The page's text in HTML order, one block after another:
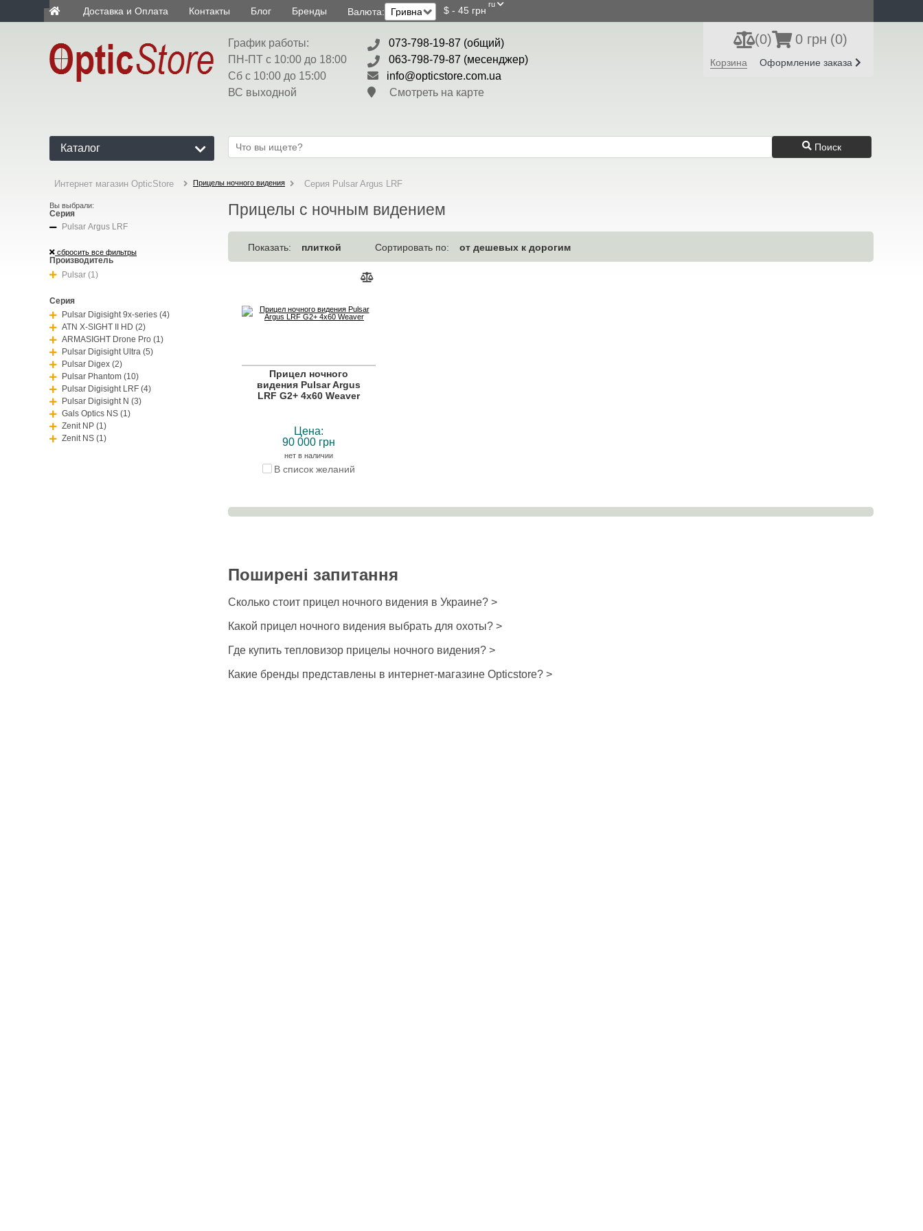
Доставка и Оплата Контакты Блог Бренды Валюта: $ - 45 грн
ru
Вход
Регистрация
График работы:
ПН-ПТ с 10:00 до 18:00
Сб с 10:00 до 15:00
ВС выходной
073-798-19-87 (общий)
063-798-79-87 (месенджер)
info@opticstore.com.ua
Смотреть на карте
(0) 0 грн (0)
Корзина Оформление заказа
Каталог Поиск
Интернет магазин OpticStore Прицелы ночного видения Серия Pulsar Argus LRF
Вы выбрали:
Серия
Pulsar Argus LRF
сбросить все фильтры
Производитель
Pulsar (1)
Серия
Pulsar Digisight 9x-series (4)
ATN X-SIGHT II HD (2)
ARMASIGHT Drone Pro (1)
Pulsar Digisight Ultra (5)
Pulsar Digex (2)
Pulsar Phantom (10)
Pulsar Digisight LRF (4)
Pulsar Digisight N (3)
Gals Optics NS (1)
Zenit NP (1)
Zenit NS (1)
Прицелы с ночным видением
Показать: плиткой Сортировать по: от дешевых к дорогим
Прицел ночного
видения Pulsar Argus
LRF G2+ 4x60 Weaver
Цена:
90 000 грн
нет в наличии
В список желаний
Поширені запитання
Сколько стоит прицел ночного видения в Украине? >
Какой прицел ночного видения выбрать для охоты? >
Где купить тепловизор прицелы ночного видения? >
Какие бренды представлены в интернет-магазине Opticstore? >